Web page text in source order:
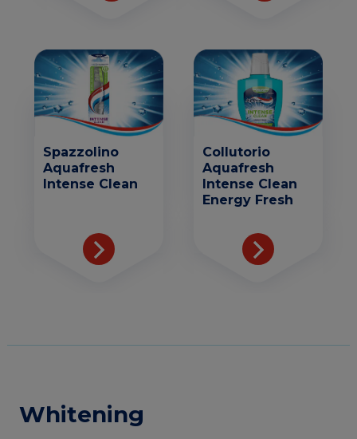
Spazzolino
Aquafresh
Intense Clean
Collutorio
Aquafresh
Intense Clean
Energy Fresh
Whitening